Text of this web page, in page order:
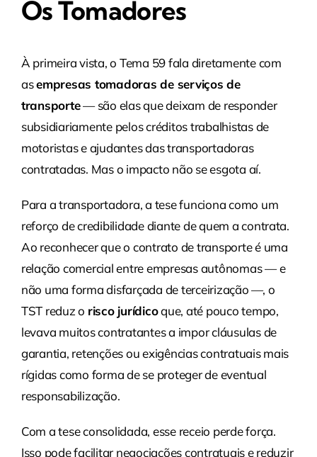
Os Tomadores
À primeira vista, o Tema 59 fala diretamente com
asempresas tomadoras de serviços de
transporte— são elas que deixam de responder
subsidiariamente pelos créditos trabalhistas de
motoristas e ajudantes das transportadoras
contratadas. Mas o impacto não se esgota aí.
Para a transportadora, a tese funciona como um
reforço de credibilidade diante de quem a contrata.
Ao reconhecer que o contrato de transporte é uma
relação comercial entre empresas autônomas — e
não uma forma disfarçada de terceirização —, o
TST reduz o risco jurídicoque, até pouco tempo,
levava muitos contratantes a impor cláusulas de
garantia, retenções ou exigências contratuais mais
rígidas como forma de se proteger de eventual
responsabilização.
Com a tese consolidada, esse receio perde força.
Isso pode facilitar negociações contratuais e reduzir